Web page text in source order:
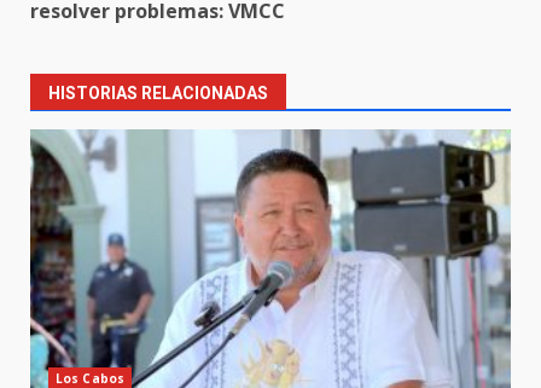
resolver problemas: VMCC
HISTORIAS RELACIONADAS
Los Cabos